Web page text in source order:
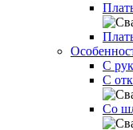
С
С
Со